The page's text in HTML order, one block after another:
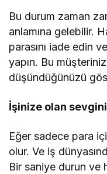
Bu durum zaman
anlamına gelebilir.
parasını iade edin
yapın. Bu
düşündüğünüzü
İşinize olan
Eğer sadece para
olur. Ve iş
Bir saniye durun ve